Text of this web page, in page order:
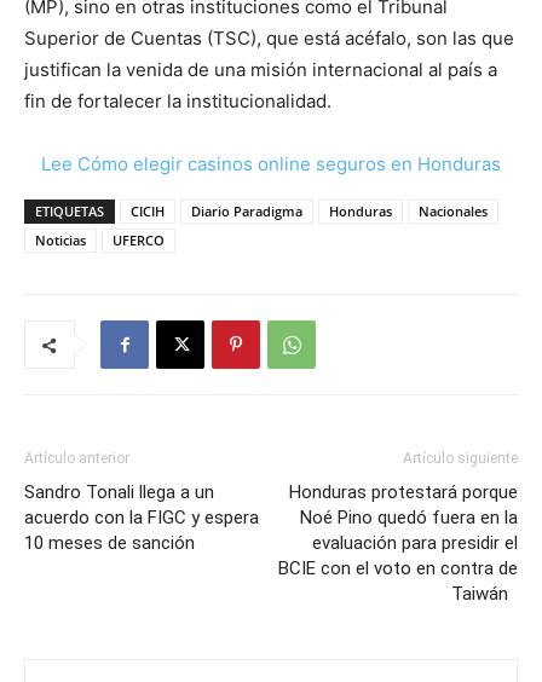
(MP), sino en otras instituciones como el Tribunal
Superior de Cuentas (TSC), que está acéfalo, son las que
justifican la venida de una misión internacional al país a
fin de fortalecer la institucionalidad.
Lee Cómo elegir casinos online seguros en Honduras
ETIQUETAS CICIH Diario Paradigma Honduras
Nacionales
Noticias
UFERCO
Artículo anterior
Sandro Tonali llega a un
acuerdo con la FIGC y espera
10 meses de sanción
Artículo siguiente
Honduras protestará porque
Noé Pino quedó fuera en la
evaluación para presidir el
BCIE con el voto en contra de
Taiwán